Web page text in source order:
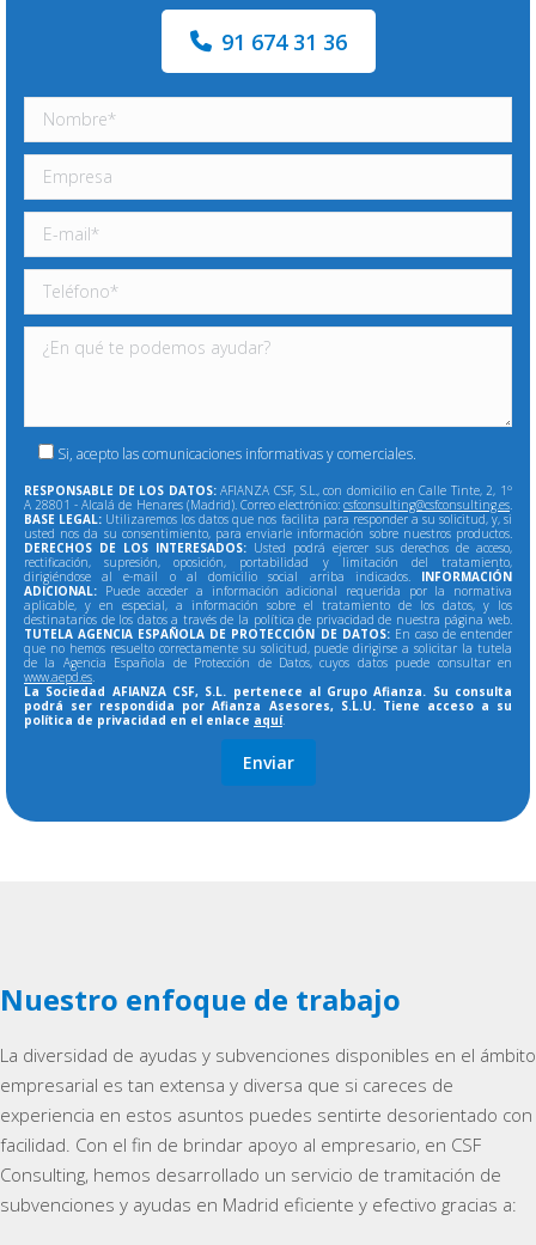
91 674 31 36
Si, acepto las comunicaciones informativas y comerciales.
RESPONSABLE DE LOS DATOS:AFIANZA CSF, S.L., con domicilio en Calle Tinte, 2, 1º
A 28801 - Alcalá de Henares (Madrid). Correo electrónico: csfconsulting@csfconsulting.es.
BASE LEGAL: Utilizaremos los datos que nos facilita para responder a su solicitud, y, si
usted nos da su consentimiento, para enviarle información sobre nuestros productos.
DERECHOS DE LOS INTERESADOS: Usted podrá ejercer sus derechos de acceso,
rectificación, supresión, oposición, portabilidad y limitación del tratamiento,
dirigiéndose al e-mail o al domicilio social arriba indicados. INFORMACIÓN
ADICIONAL: Puede acceder a información adicional requerida por la normativa
aplicable, y en especial, a información sobre el tratamiento de los datos, y los
destinatarios de los datos a través de la política de privacidad de nuestra página web.
TUTELA AGENCIA ESPAÑOLA DE PROTECCIÓN DE DATOS:En caso de entender
que no hemos resuelto correctamente su solicitud, puede dirigirse a solicitar la tutela
de la Agencia Española de Protección de Datos, cuyos datos puede consultar en
www.aepd.es.
La Sociedad AFIANZA CSF, S.L. pertenece al Grupo Afianza. Su consulta
podrá ser respondida por Afianza Asesores, S.L.U. Tiene acceso a su
política de privacidad en el enlace aquí.
Nuestro enfoque de trabajo
La diversidad de ayudas y subvenciones disponibles en el ámbito
empresarial es tan extensa y diversa que si careces de
experiencia en estos asuntos puedes sentirte desorientado con
facilidad. Con el fin de brindar apoyo al empresario, en CSF
Consulting, hemos desarrollado un servicio de tramitación de
subvenciones y ayudas en Madrid eficiente y efectivo gracias a: